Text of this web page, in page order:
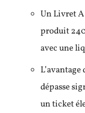
Un Livret
produit
avec une
dépasse
un ticket